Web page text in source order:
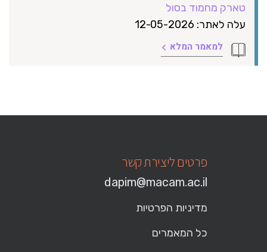
טארק מחמוד בסול
עלה לאתר: 12-05-2026
למאמר המלא
פרטים ליצירת קשר
dapim@macam.ac.il
מדיניות הפרטיות
כל המאמרים